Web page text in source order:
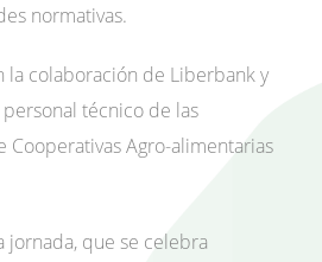
normativas.
la colaboración de Liberbank y
técnico de las
Cooperativas Agro-alimentarias
jornada, que se celebra